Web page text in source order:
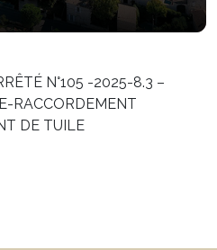
N°105 -2025-8.3 –
RACCORDEMENT
DE TUILE